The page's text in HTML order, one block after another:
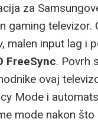
za
gaming televizor.
malen input lag i
FreeSync. Povrh
ovaj
Mode i
mode nakon što